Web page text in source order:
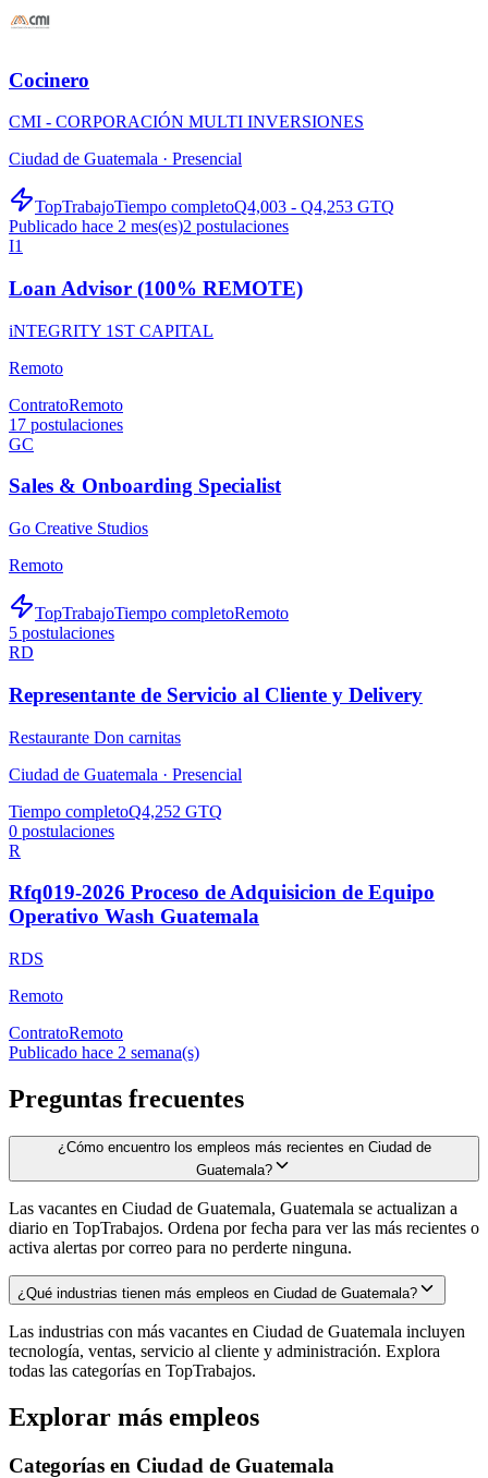
Cocinero
CMI - CORPORACIÓN MULTI INVERSIONES
Ciudad de Guatemala · Presencial
TopTrabajoTiempo completoQ4,003 - Q4,253 GTQ
Publicado hace 2 mes(es)2 postulaciones
I1
Loan Advisor (100% REMOTE)
iNTEGRITY 1ST CAPITAL
Remoto
ContratoRemoto
17 postulaciones
GC
Sales & Onboarding Specialist
Go Creative Studios
Remoto
TopTrabajoTiempo completoRemoto
5 postulaciones
RD
Representante de Servicio al Cliente y Delivery
Restaurante Don carnitas
Ciudad de Guatemala · Presencial
Tiempo completoQ4,252 GTQ
0 postulaciones
R
Rfq019-2026 Proceso de Adquisicion de Equipo
Operativo Wash Guatemala
RDS
Remoto
ContratoRemoto
Publicado hace 2 semana(s)
Preguntas frecuentes
¿Cómo encuentro los empleos más recientes en Ciudad de
Guatemala?
Las vacantes en Ciudad de Guatemala, Guatemala se actualizan a
diario en TopTrabajos. Ordena por fecha para ver las más recientes o
activa alertas por correo para no perderte ninguna.
¿Qué industrias tienen más empleos en Ciudad de Guatemala?
Las industrias con más vacantes en Ciudad de Guatemala incluyen
tecnología, ventas, servicio al cliente y administración. Explora
todas las categorías en TopTrabajos.
Explorar más empleos
Categorías en Ciudad de Guatemala